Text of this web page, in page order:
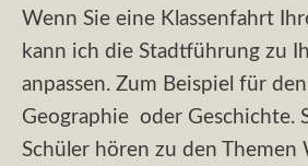
Wenn Sie eine Klassenfahrt
kann ich die Stadtführung zu
anpassen. Zum Beispiel für
Geographie oder Geschichte.
Schüler hören zu den Themen